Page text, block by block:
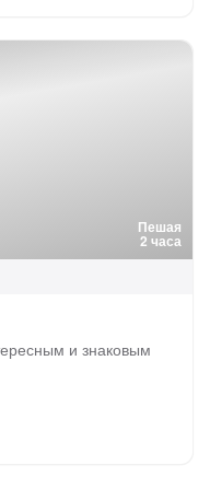
Пешая
2 часа
и знаковым